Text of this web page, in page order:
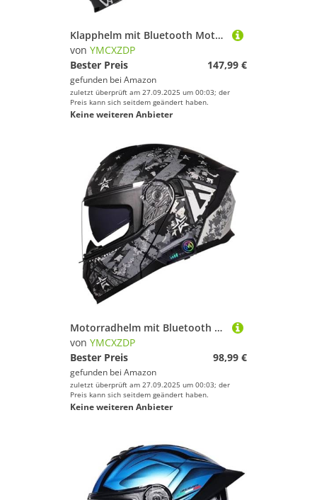
Klapphelm mit Bluetooth Motorradhelm Helm mit integriertem Bluetooth Integralhelm Anti-Fog-Doppelspiegel Vollvisierhelm DOTECE Genehmigt sturzhelm für Damen Herren 1,M=57~58cm
von YMCXZDP
Bester Preis
147,99 €
gefunden bei Amazon
zuletzt überprüft am 27.09.2025 um 00:03; der
Preis kann sich seitdem geändert haben.
Keine weiteren Anbieter
Motorradhelm mit Bluetooth Klapphelm Doppelvisier Modularer Helm ECEDOT Zertifiziert Integralhelm mit Mikrofon für Automatische Reaktion für Erwachsene Frauen Männer 15,XXL=63~64cm
von YMCXZDP
Bester Preis
98,99 €
gefunden bei Amazon
zuletzt überprüft am 27.09.2025 um 00:03; der
Preis kann sich seitdem geändert haben.
Keine weiteren Anbieter